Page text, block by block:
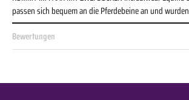
passen sich bequem an die Pferdebeine an und
Bewertungen